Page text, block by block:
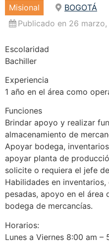
Misional
BOGOTÁ
Publicado en 26
Escolaridad
Bachiller
Experiencia
1 año en el área como
Funciones
Brindar apoyo y realizar
almacenamiento de
Apoyar bodega,
apoyar planta de
solicite o requiera el jefe
Habilidades en
pesadas, apoyo en el área
bodega de mercancías.
Horarios:
Lunes a Viernes 8:00 am –